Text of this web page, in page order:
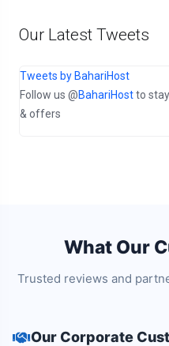
Our Latest Tweets
Tweets by BahariHost
Follow us @BahariHostto
& offers
What Our
Trusted reviews and
Our Corporate